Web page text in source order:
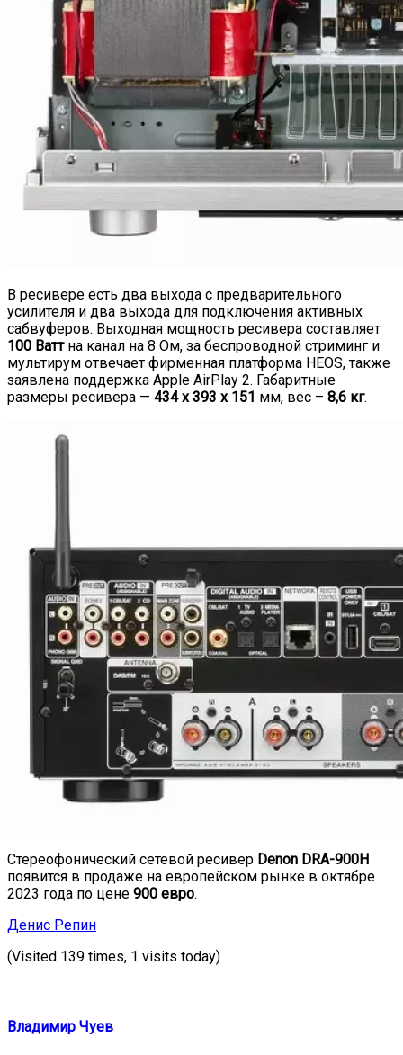
В ресивере есть два выхода с предварительного
усилителя и два выхода для подключения активных
сабвуферов. Выходная мощность ресивера составляет
100 Ваттна канал на 8 Ом, за беспроводной стриминг и
мультирум отвечает фирменная платформа HEOS, также
заявлена поддержка Apple AirPlay 2. Габаритные
размеры ресивера — 434 x 393 x 151 мм, вес – 8,6 кг.
Стереофонический сетевой ресивер Denon DRA-900H
появится в продаже на европейском рынке в октябре
2023 года по цене 900 евро.
Денис Репин
(Visited 139 times, 1 visits today)
Владимир Чуев